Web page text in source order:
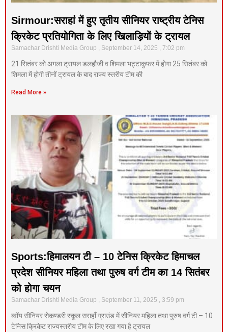
Sirmour:सराहां में हुए तृतीय सीनियर राष्ट्रीय टेनिस
क्रिकेट प्रतियोगिता के लिए खिलाड़ियों के ट्रायल
Samachar Drishti Media Group September 14, 2025 7:02 pm
21 सितंबर को अगला ट्रायल डलहौजी व शिमला भट्टाकुफर में होगा 25 सितंबर को
शिमला में होगी तीनों ट्रायल के बाद राज्य स्तरीय टीम की
Read More »
Sports:हिमालयन टी – 10 टेनिस क्रिकेट हिमाचल
प्रदेश सीनियर महिला तथा पुरुष वर्ग टीम का 14 सितंबर
को होगा चयन
Samachar Drishti Media Group September 11, 2025 3:59 pm
ब्वॉय सीनियर सेकण्डरी स्कूल सराहाँ ग्राउंड में सीनियर महिला तथा पुरुष वर्ग टी – 10
टेनिस क्रिकेट राज्यस्तरीय टीम के लिए रखा गया है ट्रायल